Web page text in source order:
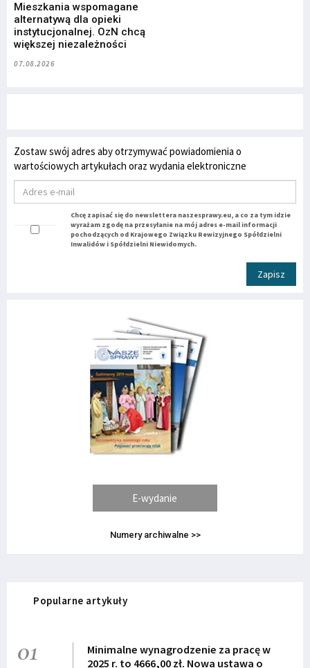
Mieszkania wspomagane
alternatywą dla opieki
instytucjonalnej. OzN chcą
większej niezależności
07.08.2026
Zostaw swój adres aby otrzymywać powiadomienia o
wartościowych artykułach oraz wydania elektroniczne
Chcę zapisać się do newslettera naszesprawy.eu, a co za tym idzie
wyrażam zgodę na przesyłanie na mój adres e-mail informacji
pochodzących od Krajowego Związku Rewizyjnego Spółdzielni
Inwalidów i Spółdzielni Niewidomych.
Zapisz
E-wydanie
Numery archiwalne >>
Popularne artykuły
01
Minimalne wynagrodzenie za pracę w
2025 r. to 4666,00 zł. Nowa ustawa o